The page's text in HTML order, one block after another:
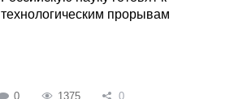
технологическим прорывам
0 1375 0